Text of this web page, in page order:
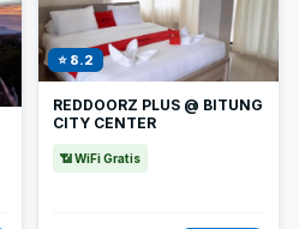
⭐ 8.2
REDDOORZ PLUS @ BITUNG
CITY CENTER
📶 WiFi Gratis